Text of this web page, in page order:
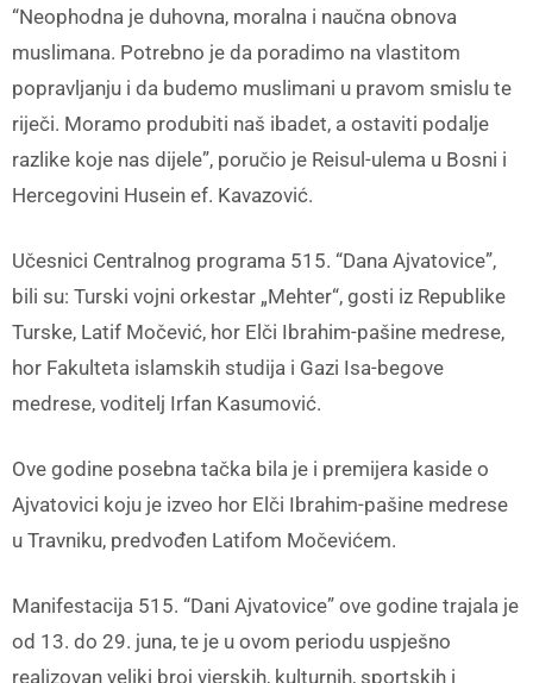
“Neophodna je duhovna, moralna i naučna obnova
muslimana. Potrebno je da poradimo na vlastitom
popravljanju i da budemo muslimani u pravom smislu te
riječi. Moramo produbiti naš ibadet, a ostaviti podalje
razlike koje nas dijele”, poručio je Reisul-ulema u Bosni i
Hercegovini Husein ef. Kavazović.
Učesnici Centralnog programa 515. “Dana Ajvatovice”,
bili su: Turski vojni orkestar „Mehter“, gosti iz Republike
Turske, Latif Močević, hor Elči Ibrahim-pašine medrese,
hor Fakulteta islamskih studija i Gazi Isa-begove
medrese, voditelj Irfan Kasumović.
Ove godine posebna tačka bila je i premijera kaside o
Ajvatovici koju je izveo hor Elči Ibrahim-pašine medrese
u Travniku, predvođen Latifom Močevićem.
Manifestacija 515. “Dani Ajvatovice” ove godine trajala je
od 13. do 29. juna, te je u ovom periodu uspješno
realizovan veliki broj vjerskih, kulturnih, sportskih i